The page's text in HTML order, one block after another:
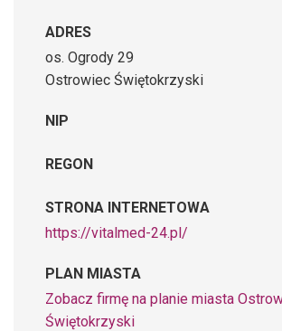
ADRES
os. Ogrody 29
Ostrowiec Świętokrzyski
NIP
REGON
STRONA INTERNETOWA
https://vitalmed-24.pl/
PLAN MIASTA
Zobacz firmę na planie miasta
Świętokrzyski